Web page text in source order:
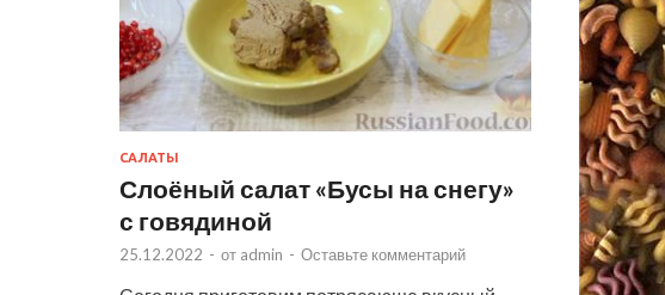
САЛАТЫ
Слоёный салат «Бусы на снегу»
с говядиной
25.12.2022 - от admin - Оставьте комментарий